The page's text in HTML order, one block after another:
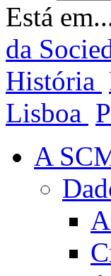
Está
da
História
Lisboa
A